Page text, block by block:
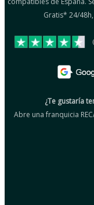
Gratis* 24/
¿Te gustaría
Abre una franquicia